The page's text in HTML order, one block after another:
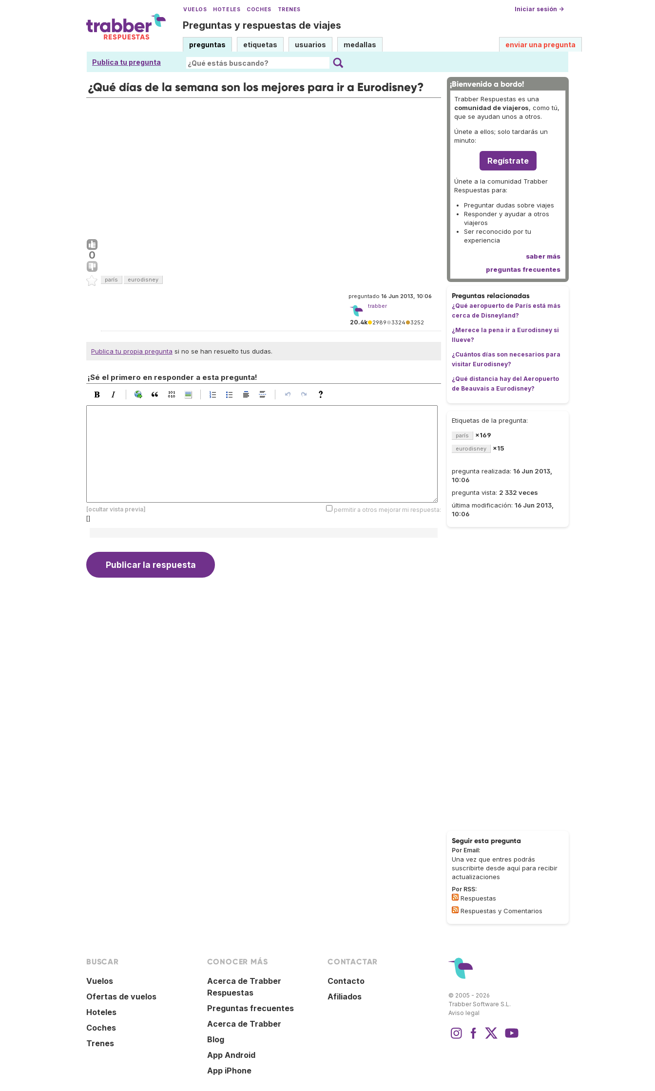
VUELOS HOTELES COCHES TRENES Iniciar sesión →
Preguntas y respuestas de viajes
preguntas etiquetas usuarios medallas enviar una pregunta
Publica tu pregunta
¿Qué días de la semana son los mejores para ir a Eurodisney?
0
parís eurodisney
preguntado 16 Jun 2013, 10:06
trabber
20.4k●2989●3324●3252
Publica tu propia pregunta si no se han resuelto tus dudas.
¡Sé el primero en responder a esta pregunta!
[ocultar vista previa]
permitir a otros mejorar mi respuesta:
[]
¡Bienvenido a bordo!
Trabber Respuestas es una
comunidad de viajeros, como tú,
que se ayudan unos a otros.
Únete a ellos; solo tardarás un
minuto:
Regístrate
Únete a la comunidad Trabber
Respuestas para:
Preguntar dudas sobre viajes
Responder y ayudar a otros
viajeros
Ser reconocido por tu
experiencia
saber más
preguntas frecuentes
Preguntas relacionadas
¿Qué aeropuerto de París está más
cerca de Disneyland?
¿Merece la pena ir a Eurodisney si
llueve?
¿Cuántos días son necesarios para
visitar Eurodisney?
¿Qué distancia hay del Aeropuerto
de Beauvais a Eurodisney?
Etiquetas de la pregunta:
parís ×169
eurodisney ×15
pregunta realizada: 16 Jun 2013,
10:06
pregunta vista: 2 332 veces
última modificación: 16 Jun 2013,
10:06
Seguir esta pregunta
Por Email:
Una vez que entres podrás
suscribirte desde aquí para recibir
actualizaciones
Por RSS:
Respuestas
Respuestas y Comentarios
BUSCAR
Vuelos
Ofertas de vuelos
Hoteles
Coches
Trenes
CONOCER MÁS
Acerca de Trabber
Respuestas
Preguntas frecuentes
Acerca de Trabber
Blog
App Android
App iPhone
CONTACTAR
Contacto
Afiliados
© 2005 - 2026
Trabber Software S.L.
Aviso legal